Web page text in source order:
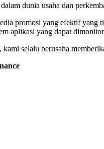
dunia usaha dan
promosi yang efektif yang
aplikasi yang dapat
kami selalu berusaha